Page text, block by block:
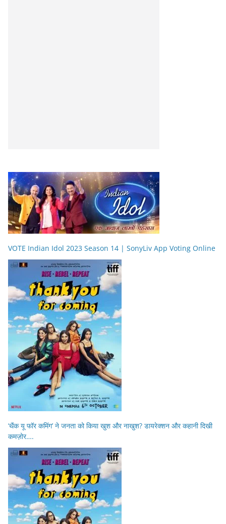
VOTE Indian Idol 2023 Season 14 | SonyLiv App Voting Online
‘थैंक यू फॉर कमिंग’ ने जनता को किया खुश और नाखुश? डायरेक्शन और कहानी दिखी
कमज़ोर….